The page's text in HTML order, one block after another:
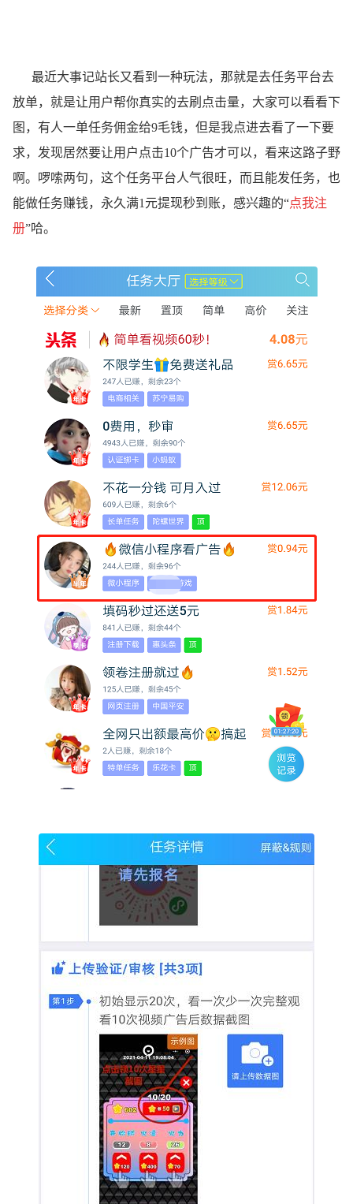
最近大事记站长又看到一种玩法，那就是去任务平台去
放单，就是让用户帮你真实的去刷点击量，大家可以看看下
图，有人一单任务佣金给9毛钱，但是我点进去看了一下要
求，发现居然要让用户点击10个广告才可以，看来这路子野
啊。啰嗦两句，这个任务平台人气很旺，而且能发任务，也
能做任务赚钱，永久满1元提现秒到账，感兴趣的“点我注
册”哈。